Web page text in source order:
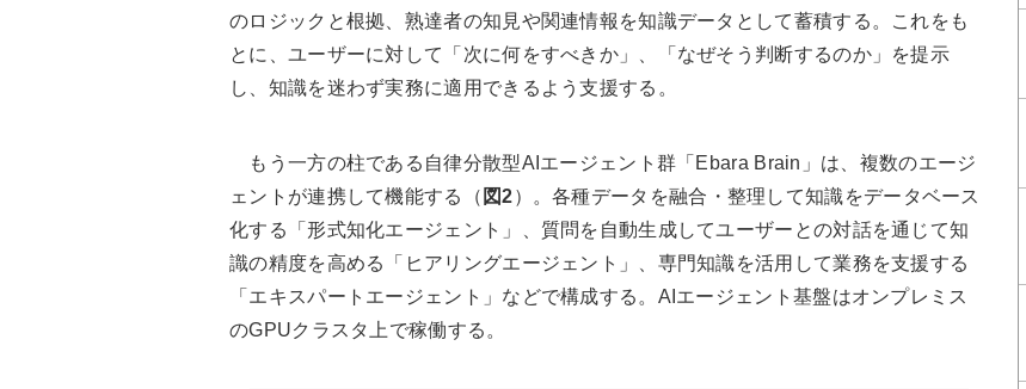
のロジックと根拠、熟達者の知見や関連情報を知識データとして蓄積する。これをも
とに、ユーザーに対して「次に何をすべきか」、「なぜそう判断するのか」を提示
し、知識を迷わず実務に適用できるよう支援する。
もう一方の柱である自律分散型AIエージェント群「Ebara Brain」は、複数のエージ
ェントが連携して機能する（ 図2）。各種データを融合・整理して知識をデータベース
化する「形式知化エージェント」、質問を自動生成してユーザーとの対話を通じて知
識の精度を高める「ヒアリングエージェント」、専門知識を活用して業務を支援する
「エキスパートエージェント」などで構成する。AIエージェント基盤はオンプレミス
のGPUクラスタ上で稼働する。